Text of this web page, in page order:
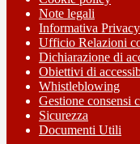
Note legali
Informativa Privacy
Ufficio Relazioni
Dichiarazione di
Obiettivi di
Whistleblowing
Gestione consensi
Sicurezza
Documenti Utili